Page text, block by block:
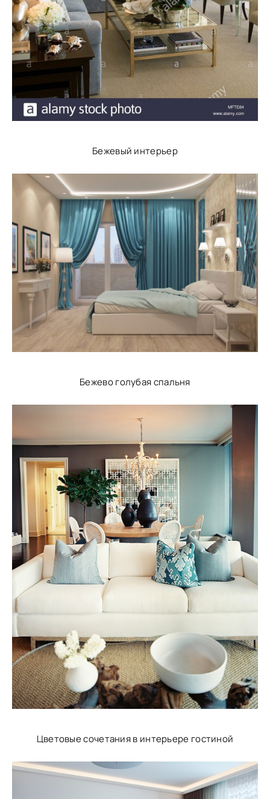
Бежевый интерьер
Бежево голубая спальня
Цветовые сочетания в интерьере гостиной